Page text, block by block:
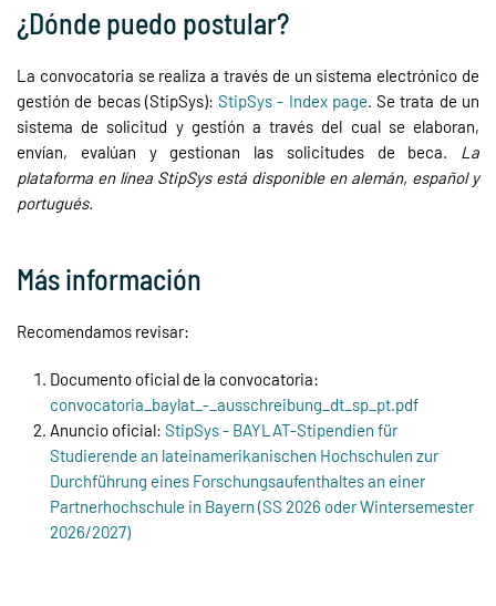
¿Dónde puedo postular?
La convocatoria se realiza a través de un sistema electrónico de
gestión de becas (StipSys):StipSys - Index page. Se trata de un
sistema de solicitud y gestión a través del cual se elaboran,
envían, evalúan y gestionan las solicitudes de beca. La
plataforma en línea StipSys está disponible en alemán, español y
portugués.
Más información
Recomendamos revisar:
Documento oficial de la convocatoria:
convocatoria_baylat_-_ausschreibung_dt_sp_pt.pdf
Anuncio oficial: StipSys - BAYLAT-Stipendien für
Studierende an lateinamerikanischen Hochschulen zur
Durchführung eines Forschungsaufenthaltes an einer
Partnerhochschule in Bayern (SS 2026 oder Wintersemester
2026/2027)